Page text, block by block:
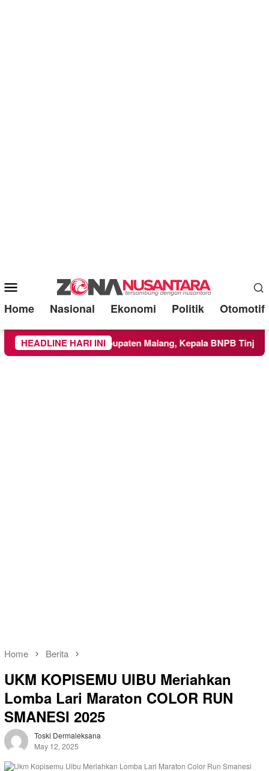
Mobile
Menu
Home Nasional Ekonomi Politik Otomotif
HEADLINE HARI INI
ke Wilayah Kabupaten Malang, Kepala BNPB Tinjau
Home Berita
UKM KOPISEMU UIBU Meriahkan
Lomba Lari Maraton COLOR RUN
SMANESI 2025
Toski Dermaleksana
May 12, 2025